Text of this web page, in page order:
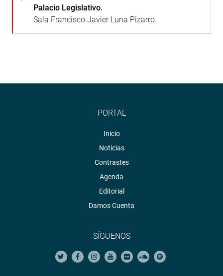
Palacio Legislativo.
Sala Francisco Javier Luna Pizarro.
PORTAL
Inicio
Noticias
Contrastes
Agenda
Editorial
Damos Cuenta
SÍGUENOS